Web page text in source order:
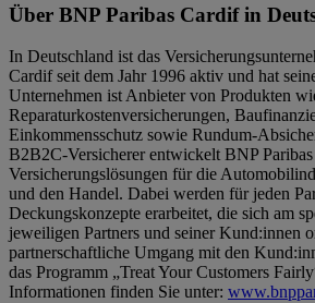
Über BNP Paribas Cardif in
In Deutschland ist das
Cardif seit dem Jahr 1996 aktiv und hat
Unternehmen ist Anbieter von Produkten
Reparaturkostenversicherungen,
Einkommensschutz sowie Rundum-
B2B2C-Versicherer entwickelt BNP
Versicherungslösungen für die
und den Handel. Dabei werden für jeden
Deckungskonzepte erarbeitet, die sich am
jeweiligen Partners und seiner Kund:innen
partnerschaftliche Umgang mit den
das Programm „Treat Your Customers
Informationen finden Sie unter: